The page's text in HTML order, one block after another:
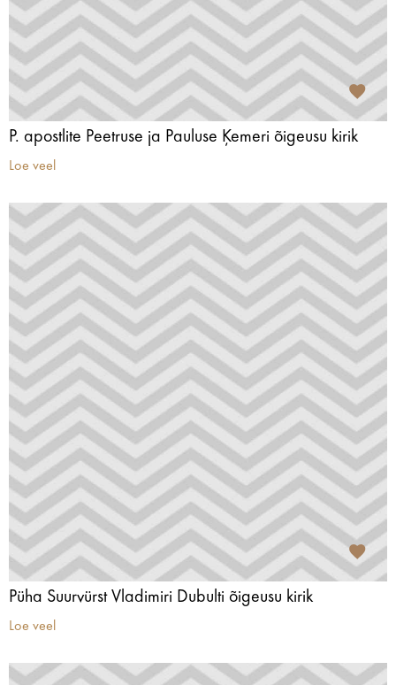
P. apostlite Peetruse ja Pauluse Ķemeri õigeusu kirik
Loe veel
Püha Suurvürst Vladimiri Dubulti õigeusu kirik
Loe veel